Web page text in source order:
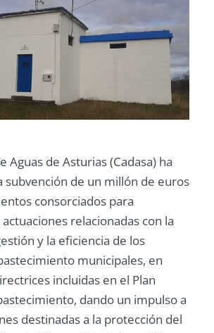
Aguas de Asturias (Cadasa) ha
subvención de un millón de euros
consorciados para
relacionadas con la
y la eficiencia de los
municipales, en
incluidas en el Plan
dando un impulso a
destinadas a la protección del